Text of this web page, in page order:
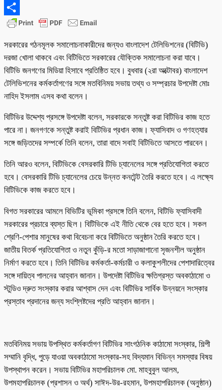
Email
Share
সরকারের গঠনমূলক সমালোচনাকারীদের জন্যও বাংলাদেশ টেলিভিশনের (বিটিভি)
দরজা খোলা থাকবে এবং বিটিভিতে সরকারের যৌক্তিক সমালোচনা করা যাবে।
বিটিভি জনগণের মিডিয়া হিসাবে প্রতিষ্ঠিত হবে। বুধবার (২রা অক্টোবর) বাংলাদেশ
টেলিভিশনের কর্মকর্তাগণের সঙ্গে মতবিনিময় সভায় তথ্য ও সম্প্রচার উপদেষ্টা মোঃ
নাহিদ ইসলাম এসব কথা বলেন।
বিটিভির উদ্দেশ্য প্রসঙ্গে উপদেষ্টা বলেন, সরকারকে সন্তুষ্ট করা বিটিভির কাজ হতে
পারে না। জনগণকে সন্তুষ্ট করাই বিটিভির প্রধান কাজ। ফ্যাসিবাদ ও গণহত্যার
সঙ্গে জড়িতদের সম্পর্কে তিনি বলেন, তারা বাদে সবাই বিটিভিতে আসতে পারবেন।
তিনি আরও বলেন, বিটিভিকে বেসরকারি টিভি চ্যানেলের সঙ্গে প্রতিযোগিতা করতে
হবে। বেসরকারি টিভি চ্যানেলের চেয়ে উন্নত কনটেন্ট তৈরি করতে হবে। এ লক্ষ্যে
বিটিভিকে কাজ করতে হবে।
বিগত সরকারের আমলে বিভিটির ভূমিকা প্রসঙ্গে তিনি বলেন, বিটিভি ফ্যাসিবাদী
সরকারের প্রচারে ব্যস্ত ছিল। বিটিভিকে এই নীতি থেকে বের হতে হবে। সকল
শ্রেণি-পেশার মানুষের কথা বিবেচনা করে বিটিভিতে অনুষ্ঠান তৈরি করতে হবে।
জাতীয় বিতর্ক প্রতিযোগিতা ও নতুন কুঁড়ি-র মতো সাড়াজাগানো সৃজনশীল অনুষ্ঠান
নির্মাণ করতে হবে। তিনি বিটিভির কর্মকর্তা-কর্মচারী ও কলাকুশলীদের পেশাদারিত্বের
সঙ্গে দায়িত্ব পালনের আহ্বান জানান। উপদেষ্টা বিটিভির ক্ষতিগ্রস্ত অবকাঠামো ও
স্টুডিও দ্রুত সংস্কার করার আশ্বাস দেন এবং বিটিভির সার্বিক উন্নয়নে সংস্কার
প্রস্তাব প্রদানের জন্য সংশ্লিষ্টদের প্রতি আহ্বান জানান।
মতবিনিময় সভায় উপস্থিত কর্মকর্তাগণ বিটিভির সাংগঠনিক কাঠামো সংস্কার, শিল্পী
সম্মানি বৃদ্ধি, পুড়ে যাওয়া অবকাঠামো সংস্কার-সহ বিদ্যমান বিভিন্ন সমস্যার বিষয়
উপস্থাপন করেন। সভায় বিটিভির মহাপরিচালক মো. মাহবুবুল আলম,
উপমহাপরিচালক (প্রশাসন ও অর্থ) সাঈদ-উর-রহমান, উপমহাপরিচালক (অনুষ্ঠান)